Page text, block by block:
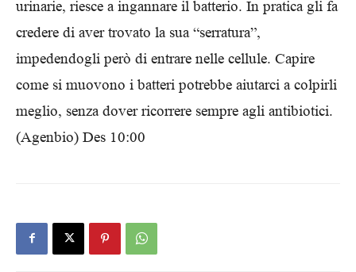
urinarie, riesce a ingannare il batterio. In pratica gli fa
credere di aver trovato la sua “serratura”,
impedendogli però di entrare nelle cellule. Capire
come si muovono i batteri potrebbe aiutarci a colpirli
meglio, senza dover ricorrere sempre agli antibiotici.
(Agenbio) Des 10:00